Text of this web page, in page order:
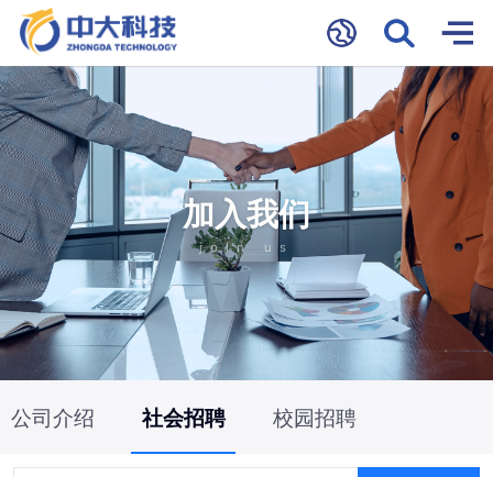
加入我们
join us
公司介绍 社会招聘 校园招聘